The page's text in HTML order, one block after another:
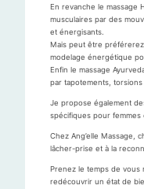
En revanche le massage
musculaires par des
et énergisants.
Mais peut être
modelage énergétique
Enfin le massage
par tapotements,
Je propose également
spécifiques pour femmes
Chez Ang’elle Massage,
lâcher-prise et à la
Prenez le temps de
redécouvrir un état de